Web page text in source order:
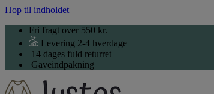
Hop til indholdet
Fri fragt over 550 kr.
Levering 2-4 hverdage
14 dages fuld returret
Gaveindpakning